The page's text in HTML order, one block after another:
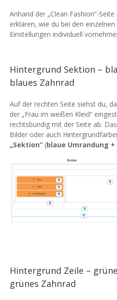
Anhand der „Clean Fashion“-
erklären, wie du bei den einzelnen
Einstellungen individuell
Hintergrund Sektion –
blaues Zahnrad
Auf der rechten Seite siehst du,
der „Frau im weißen Kleid“
rechtsbündig mit der Seite ab.
Bilder oder auch
„Sektion“ (blaue Umrandung
Hintergrund Zeile –
grünes Zahnrad